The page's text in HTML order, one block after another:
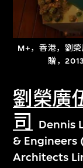
M+，香港，劉
贈，
劉榮廣
司
Dennis
& Engineers
Architects
关于M+
探索世界